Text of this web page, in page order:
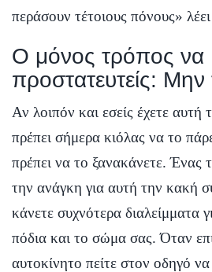
περάσουν τέτοιους πόνους» λέει
Ο μόνος τρόπος να
προστατευτείς: Μην
Αν λοιπόν και εσείς έχετε αυτή
πρέπει σήμερα κιόλας να το
πρέπει να το ξανακάνετε. Ένας
την ανάγκη για αυτή την κακή
κάνετε συχνότερα διαλείμματα
πόδια και το σώμα σας. Όταν
αυτοκίνητο πείτε στον οδηγό